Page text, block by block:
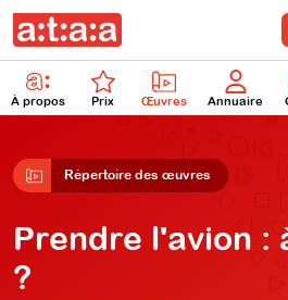
À propos Prix Œuvres Annuaire
Répertoire des œuvres
Prendre l'avion :
?